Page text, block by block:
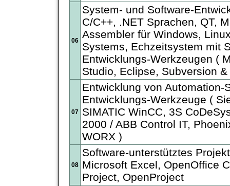
06
System- und Software-
C/C++, .NET Sprachen, QT,
Assembler für Windows,
Systems, Echzeitsystem mit
Entwicklungs-Werkzeugen (
Studio, Eclipse, Subversion &
07
Entwicklung von Automation-
Entwicklungs-Werkzeuge (
SIMATIC WinCC, 3S
2000 / ABB Control IT,
WORX )
08
Software-unterstütztes
Microsoft Excel, OpenOffice
Project, OpenProject